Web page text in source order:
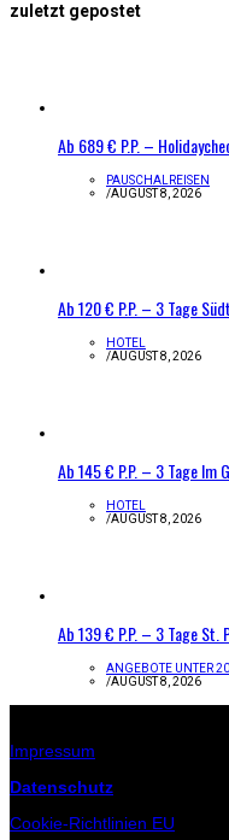
zuletzt gepostet
Ab 689 € P.P. –
PAUSCHALREISEN
/AUGUST 8, 2026
Ab 120 € P.P. – 3 Tage
HOTEL
/AUGUST 8, 2026
Ab 145 € P.P. – 3 Tage Im
HOTEL
/AUGUST 8, 2026
Ab 139 € P.P. – 3 Tage
ANGEBOTE UNTER
/AUGUST 8, 2026
Impressum
Datenschutz
Cookie-Richtlinien EU